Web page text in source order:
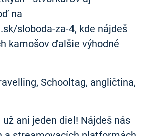
na
sloboda-za-4, kde nájdeš
kamošov ďalšie výhodné
Schooltag, angličtina,
ani jeden diel! Nájdeš nás